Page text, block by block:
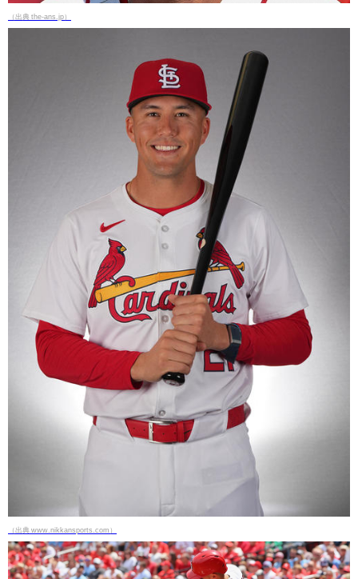
（出典 the-ans.jp）
（出典 www.nikkansports.com）